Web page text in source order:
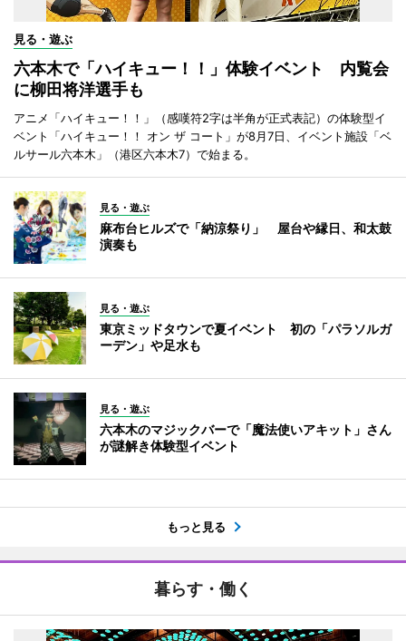
見る・遊ぶ
六本木で「ハイキュー！！」体験イベント 内覧会
に柳田将洋選手も
アニメ「ハイキュー！！」（感嘆符2字は半角が正式表記）の体験型イ
ベント「ハイキュー！！ オン ザ コート」が8月7日、イベント施設「ベ
ルサール六本木」（港区六本木7）で始まる。
見る・遊ぶ
麻布台ヒルズで「納涼祭り」 屋台や縁日、和太鼓
演奏も
見る・遊ぶ
東京ミッドタウンで夏イベント 初の「パラソルガ
ーデン」や足水も
見る・遊ぶ
六本木のマジックバーで「魔法使いアキット」さん
が謎解き体験型イベント
もっと見る
暮らす・働く